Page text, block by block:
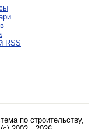
RSS
по строительству,